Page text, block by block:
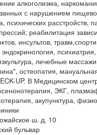
алкоголизма,
с нарушением
психических расстройств,
реабилитация
инсультов,
эндокринология,
лечебные
остеопатия,
UP. В Медицинском
ЭКГ,
акупунктура,
ш. д. 10
бульвар